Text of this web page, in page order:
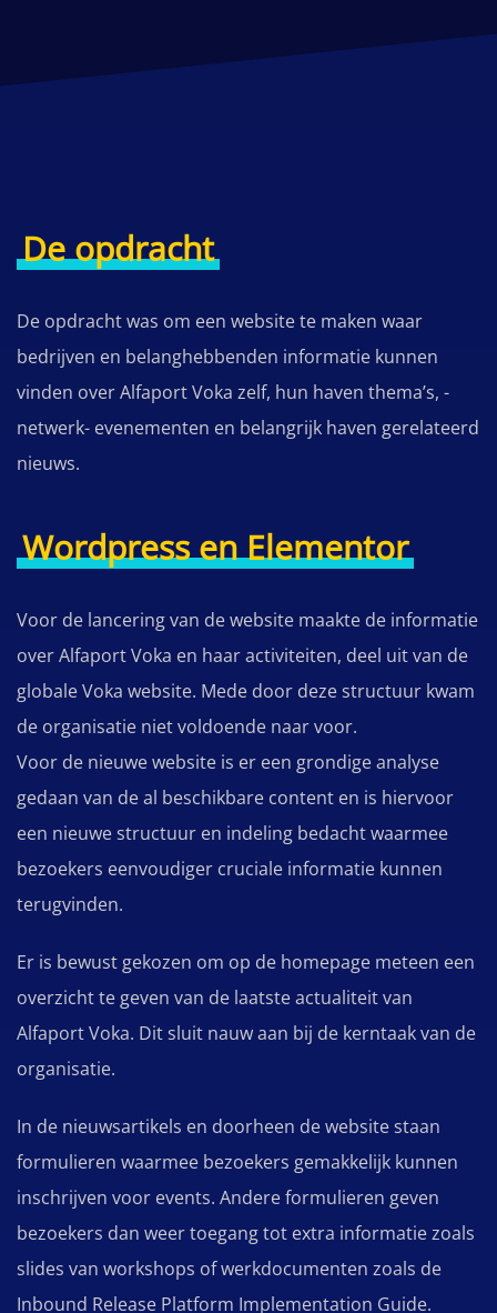
De opdracht
De opdracht was om een website te maken waar
bedrijven en belanghebbenden informatie kunnen
vinden over Alfaport Voka zelf, hun haven thema’s, -
netwerk- evenementen en belangrijk haven gerelateerd
nieuws.
Wordpress en Elementor
Voor de lancering van de website maakte de informatie
over Alfaport Voka en haar activiteiten, deel uit van de
globale Voka website. Mede door deze structuur kwam
de organisatie niet voldoende naar voor.
Voor de nieuwe website is er een grondige analyse
gedaan van de al beschikbare content en is hiervoor
een nieuwe structuur en indeling bedacht waarmee
bezoekers eenvoudiger cruciale informatie kunnen
terugvinden.
Er is bewust gekozen om op de homepage meteen een
overzicht te geven van de laatste actualiteit van
Alfaport Voka. Dit sluit nauw aan bij de kerntaak van de
organisatie.
In de nieuwsartikels en doorheen de website staan
formulieren waarmee bezoekers gemakkelijk kunnen
inschrijven voor events. Andere formulieren geven
bezoekers dan weer toegang tot extra informatie zoals
slides van workshops of werkdocumenten zoals de
Inbound Release Platform Implementation Guide.